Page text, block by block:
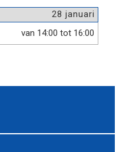
28 januari
van 14:00 tot 16:00